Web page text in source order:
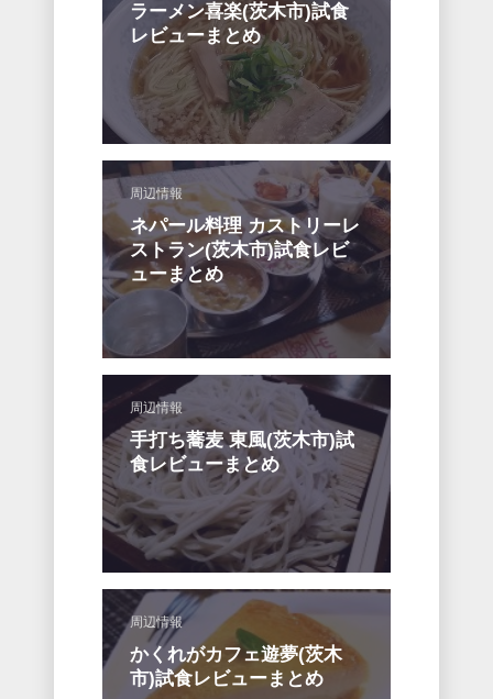
ラーメン喜楽(茨木市)試食
レビューまとめ
周辺情報
ネパール料理 カストリーレ
ストラン(茨木市)試食レビ
ューまとめ
周辺情報
手打ち蕎麦 東風(茨木市)試
食レビューまとめ
周辺情報
かくれがカフェ遊夢(茨木
市)試食レビューまとめ